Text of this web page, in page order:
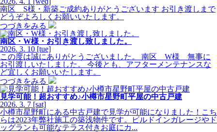
南区 S様・新築ご成約ありがとうございます お引き渡しまで
どうぞよろしくお願いいたします。
つづきをみる
南区・W様・お引き渡し致しました。
2026. 3. 10 [tue]
この度は誠にありがとうございました。 南区 W様 無事に
お引渡しいたしました。 今後とも、アフターメンテナンスな
ど宜しくお願いいたします。
つづきをみる
見学可能！超おすすめ♪小樽市星野町平屋の中古戸建
2026. 3. 7 [sat]
小樽市星野町にある中古戸建で見学が可能になりました！こち
らは2023年弊社施工の築浅物件です。ビルドインガレージやド
ッグランも可能なテラス付きお庭にカ...